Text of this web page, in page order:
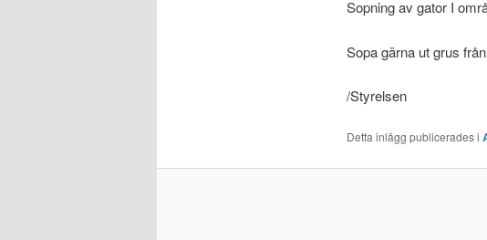
Sopning av gator I
Sopa gärna ut grus
/Styrelsen
Detta inlägg publicerades i